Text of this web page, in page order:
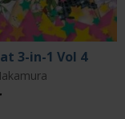
3-in-1 Vol 4